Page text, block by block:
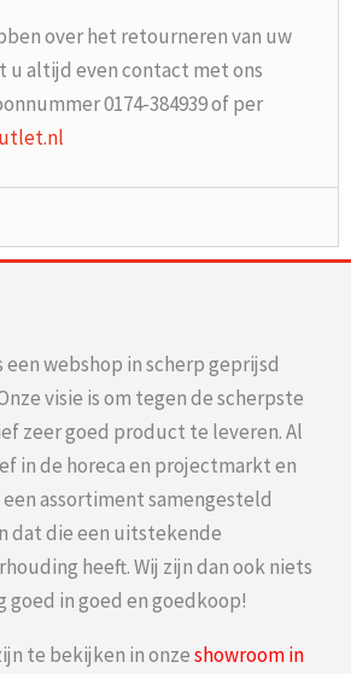
over het retourneren van uw
u altijd even contact met ons
0174-384939 of per
een webshop in scherp geprijsd
visie is om tegen de scherpste
zeer goed product te leveren. Al
in de horeca en projectmarkt en
assortiment samengesteld
dat die een uitstekende
heeft. Wij zijn dan ook niets
goed in goed en goedkoop!
te bekijken in onzeshowroom in